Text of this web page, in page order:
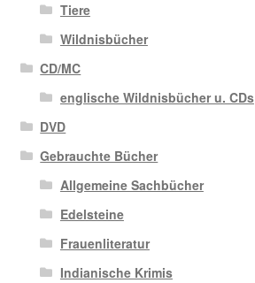
Tiere
Wildnisbücher
CD/MC
englische Wildnisbücher u. CDs
DVD
Gebrauchte Bücher
Allgemeine Sachbücher
Edelsteine
Frauenliteratur
Indianische Krimis